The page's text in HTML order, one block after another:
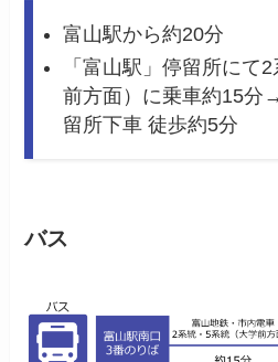
富山駅から約20分
「富山駅」停留所にて
前方面）に乗車約15分
留所下車 徒歩約5分
バス